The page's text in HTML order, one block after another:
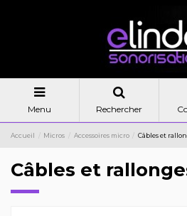
Menu Rechercher
Accueil Micros Accessoires micro Câbles et
Câbles et